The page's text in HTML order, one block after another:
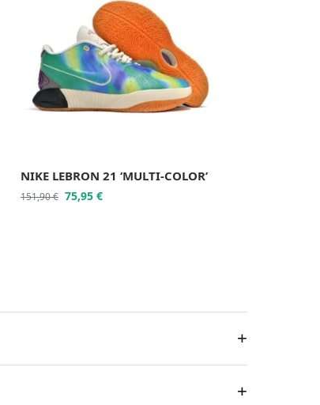
NIKE LEBRON 21 ‘MULTI-COLOR’
151,90€ 75,95€
+
+